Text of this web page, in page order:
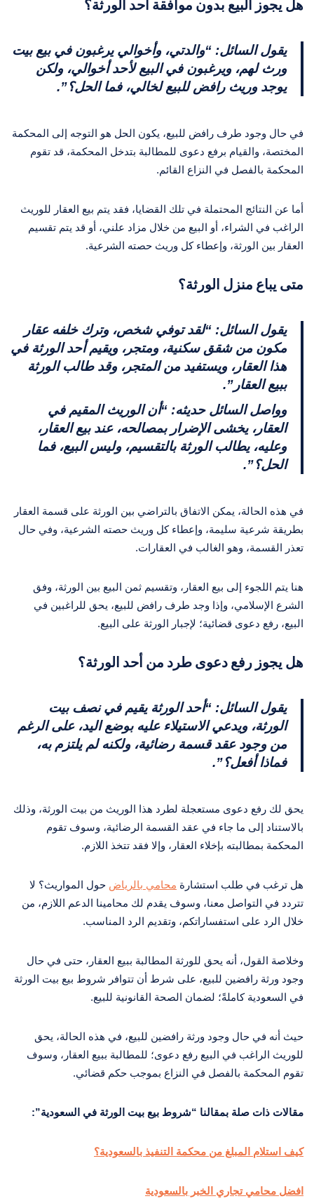
هل يجوز البيع بدون موافقة احد الورثة؟
يقول السائل: “والدتي، وأخوالي يرغبون في بيع بيت
ورث لهم، ويرغبون في البيع لأحد أخوالي، ولكن
يوجد وريث رافض للبيع لخالي، فما الحل؟”.
في حال وجود طرف رافض للبيع، يكون الحل هو التوجه إلى المحكمة
المختصة، والقيام برفع دعوى للمطالبة بتدخل المحكمة، قد تقوم
المحكمة بالفصل في النزاع القائم.
أما عن النتائج المحتملة في تلك القضايا، فقد يتم بيع العقار للوريث
الراغب في الشراء، أو البيع من خلال مزاد علني، أو قد يتم تقسيم
العقار بين الورثة، وإعطاء كل وريث حصته الشرعية.
متى يباع منزل الورثة؟
يقول السائل: “لقد توفي شخص، وترك خلفه عقار
مكون من شقق سكنية، ومتجر، ويقيم أحد الورثة في
هذا العقار، ويستفيد من المتجر، وقد طالب الورثة
ببيع العقار”.
وواصل السائل حديثه: “أن الوريث المقيم في
العقار، يخشى الإضرار بمصالحه، عند بيع العقار،
وعليه، يطالب الورثة بالتقسيم، وليس البيع، فما
الحل؟”.
في هذه الحالة، يمكن الاتفاق بالتراضي بين الورثة على قسمة العقار
بطريقة شرعية سليمة، وإعطاء كل وريث حصته الشرعية، وفي حال
تعذر القسمة، وهو الغالب في العقارات.
هنا يتم اللجوء إلى بيع العقار، وتقسيم ثمن البيع بين الورثة، وفق
الشرع الإسلامي، وإذا وجد طرف رافض للبيع، يحق للراغبين في
البيع، رفع دعوى قضائية؛ لإجبار الورثة على البيع.
هل يجوز رفع دعوى طرد من أحد الورثة؟
يقول السائل: “أحد الورثة يقيم في نصف بيت
الورثة، ويدعي الاستيلاء عليه بوضع اليد، على الرغم
من وجود عقد قسمة رضائية، ولكنه لم يلتزم به،
فماذا أفعل؟”.
يحق لك رفع دعوى مستعجلة لطرد هذا الوريث من بيت الورثة، وذلك
بالاستناد إلى ما جاء في عقد القسمة الرضائية، وسوف تقوم
المحكمة بمطالبته بإخلاء العقار، وإلا فقد تتخذ اللازم.
هل ترغب في طلب استشارة محامي بالرياض حول المواريث؟ لا
تتردد في التواصل معنا، وسوف يقدم لك محامينا الدعم اللازم، من
خلال الرد على استفساراتكم، وتقديم الرد المناسب.
وخلاصة القول، أنه يحق للورثة المطالبة ببيع العقار، حتى في حال
وجود ورثة رافضين للبيع، على شرط أن تتوافر شروط بيع بيت الورثة
في السعودية كاملةً؛ لضمان الصحة القانونية للبيع.
حيث أنه في حال وجود ورثة رافضين للبيع، في هذه الحالة، يحق
للوريث الراغب في البيع رفع دعوى؛ للمطالبة ببيع العقار، وسوف
تقوم المحكمة بالفصل في النزاع بموجب حكم قضائي.
مقالات ذات صلة بمقالنا “شروط بيع بيت الورثة في السعودية”:
كيف استلام المبلغ من محكمة التنفيذ بالسعودية؟
افضل محامي تجاري الخبر بالسعودية